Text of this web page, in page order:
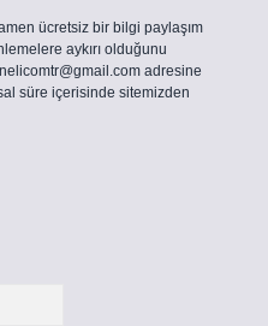
ücretsiz bir bilgi paylaşım
aykırı olduğunu
adresine
süre içerisinde sitemizden